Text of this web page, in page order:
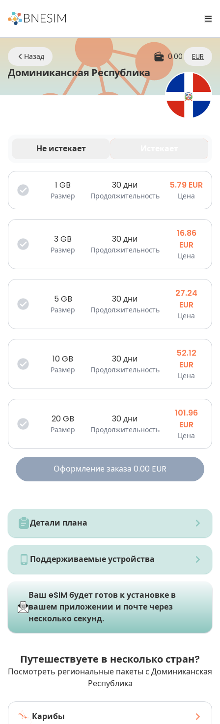
Назад 0.00 EUR
Доминиканская Республика eSIM |
Не истекает
Ваши данные действительны в течение
ограниченного времени.
1 GB
Размер
30 дни
Продолжительность
5.79 EUR
Цена
3GB
Размер
30 дни
Продолжительность
16.86
EUR
Цена
5 GB
Размер
30 дни
Продолжительность
27.24
EUR
Цена
10GB
Размер
30 дни
Продолжительность
52.12
EUR
Цена
20GB
Размер
30 дни
Продолжительность
101.96
EUR
Цена
Оформление заказа 0.00 EUR
Детали плана
Поддерживаемые устройства
Ваш eSIM будет готов к установке в
вашем приложении и почте через
несколько секунд.
Путешествуете в несколько стран?
Посмотреть региональные пакеты с Доминиканская
Республика
Карибы